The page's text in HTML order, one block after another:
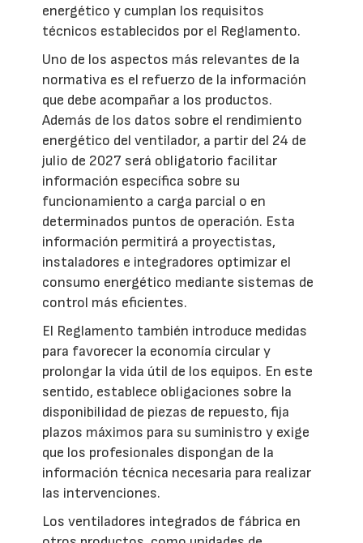
energético y cumplan los requisitos
técnicos establecidos por el Reglamento.
Uno de los aspectos más relevantes de la
normativa es el refuerzo de la información
que debe acompañar a los productos.
Además de los datos sobre el rendimiento
energético del ventilador, a partir del 24 de
julio de 2027 será obligatorio facilitar
información específica sobre su
funcionamiento a carga parcial o en
determinados puntos de operación. Esta
información permitirá a proyectistas,
instaladores e integradores optimizar el
consumo energético mediante sistemas de
control más eficientes.
El Reglamento también introduce medidas
para favorecer la economía circular y
prolongar la vida útil de los equipos. En este
sentido, establece obligaciones sobre la
disponibilidad de piezas de repuesto, fija
plazos máximos para su suministro y exige
que los profesionales dispongan de la
información técnica necesaria para realizar
las intervenciones.
Los ventiladores integrados de fábrica en